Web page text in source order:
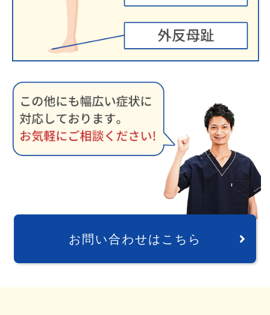
お問い合わせはこちら